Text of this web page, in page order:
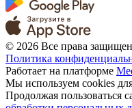
© 2026 Все права
Политика
Работает на платформе
Мы используем cookies
Продолжая пользоваться